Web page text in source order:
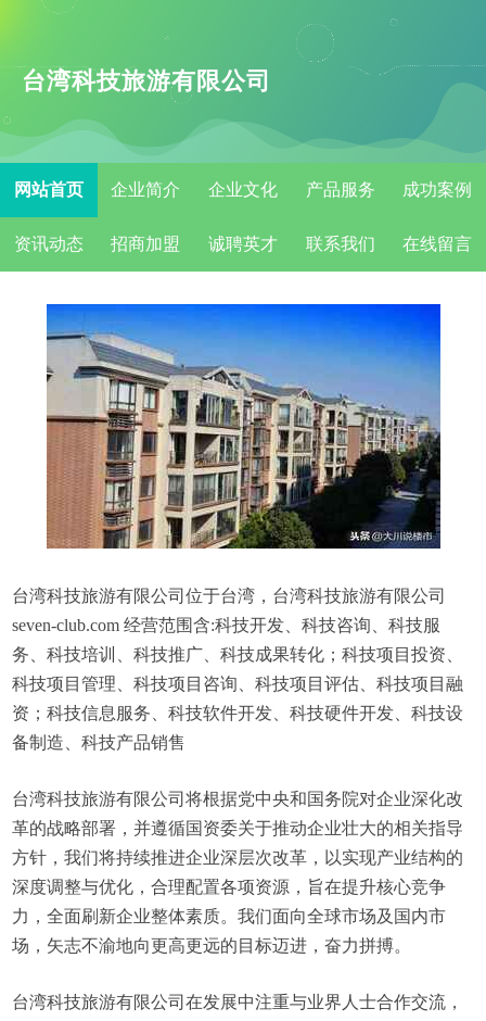
台湾科技旅游有限公司
网站首页 企业简介 企业文化 产品服务 成功案例
资讯动态 招商加盟 诚聘英才 联系我们 在线留言
台湾科技旅游有限公司位于台湾，台湾科技旅游有限公司
seven-club.com 经营范围含:科技开发、科技咨询、科技服
务、科技培训、科技推广、科技成果转化；科技项目投资、
科技项目管理、科技项目咨询、科技项目评估、科技项目融
资；科技信息服务、科技软件开发、科技硬件开发、科技设
备制造、科技产品销售
台湾科技旅游有限公司将根据党中央和国务院对企业深化改
革的战略部署，并遵循国资委关于推动企业壮大的相关指导
方针，我们将持续推进企业深层次改革，以实现产业结构的
深度调整与优化，合理配置各项资源，旨在提升核心竞争
力，全面刷新企业整体素质。我们面向全球市场及国内市
场，矢志不渝地向更高更远的目标迈进，奋力拼搏。
台湾科技旅游有限公司在发展中注重与业界人士合作交流，